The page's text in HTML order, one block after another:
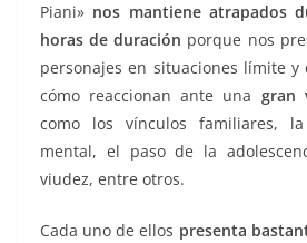
Piani» nos mantiene atrapados
horas de duración porque nos
personajes en situaciones límite
cómo reaccionan ante una gran
como los vínculos familiares,
mental, el paso de la
viudez, entre otros.
Cada uno de ellos presenta